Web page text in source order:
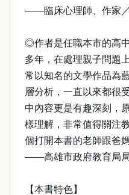
——臨床心理師、作家
◎作者是任職本市的高
多年，在處理親子問題
常以知名的文學作品為
層分析，一直以來都很
中內容更是有趣深刻，
樣理解，非常值得關注
個打開本書的老師跟爸
——高雄市政府教育局
【本書特色】